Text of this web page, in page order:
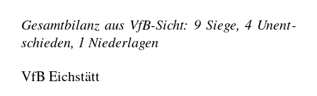
Gesamt­bi­lanz aus VfB-Sicht: 9 Sie­ge, 4 Unent­
schie­den, 1 Nie­der­la­gen
VfB Eichstätt